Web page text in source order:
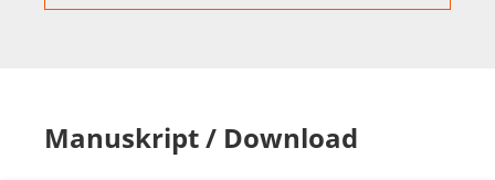
Manuskript / Download